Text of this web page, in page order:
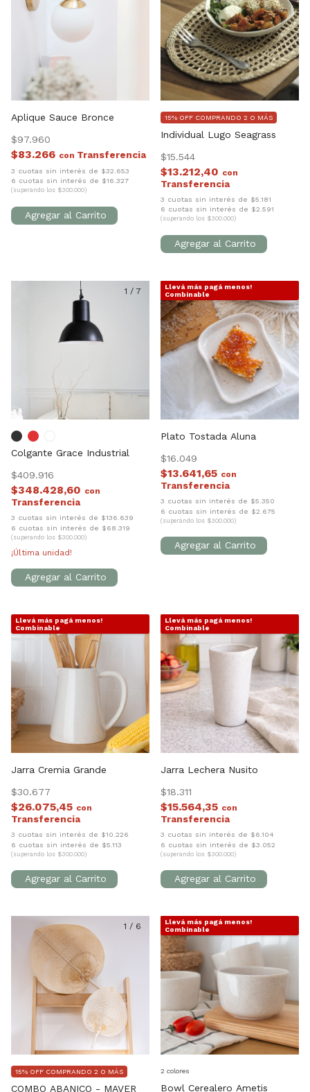
Aplique Sauce Bronce
$97.960
$83.266 con
3 cuotas sin interés de $32.653
6 cuotas sin interés de $16.327
(superando los $300.000)
Individual Lugo Seagrass
$15.544
15% OFF COMPRANDO 2 O MÁS
$13.212,40 con
3 cuotas sin interés de $5.181
6 cuotas sin interés de $2.591
(superando los $300.000)
1 / 7
Colgante Grace Industrial
$409.916
$348.428,60 con
3 cuotas sin interés de $136.639
6 cuotas sin interés de $68.319
(superando los $300.000)
¡Última unidad!
Llevá más pagá menos!
Combinable
Plato Tostada Aluna
$16.049
$13.641,65 con
3 cuotas sin interés de $5.350
6 cuotas sin interés de $2.675
(superando los $300.000)
Llevá más pagá menos!
Combinable
Jarra Cremia Grande
$30.677
$26.075,45 con
3 cuotas sin interés de $10.226
6 cuotas sin interés de $5.113
(superando los $300.000)
Llevá más pagá menos!
Combinable
Jarra Lechera Nusito
$18.311
$15.564,35 con
3 cuotas sin interés de $6.104
6 cuotas sin interés de $3.052
(superando los $300.000)
1 / 6
COMBO ABANICO - MAVER
15% OFF COMPRANDO 2 O MÁS
Llevá más pagá menos!
Combinable
Bowl Cerealero Ametis
2 colores